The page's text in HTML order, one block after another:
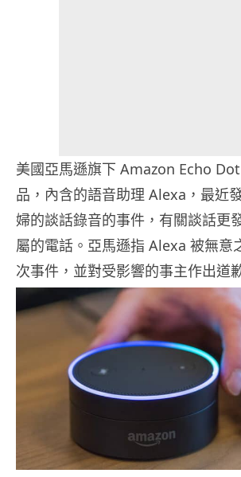
美國亞馬遜旗下 Amazon Echo
品，內含的語音助理 Alexa，最近
婦的談話錄音的事件，有關談話更
屬的電話。亞馬遜指 Alexa 被無意
次事件，並對受影響的事主作出道